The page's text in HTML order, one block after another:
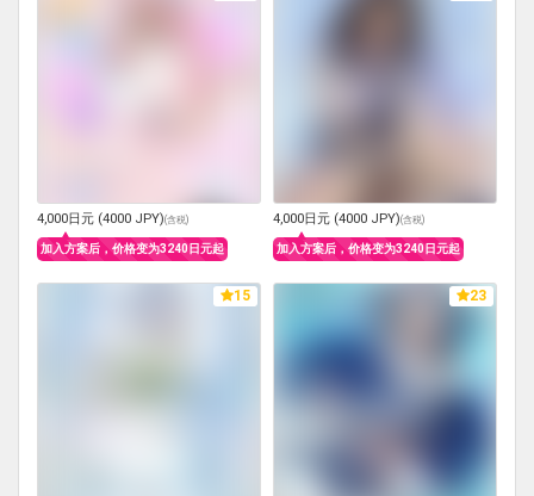
4,000日元 (4000 JPY)(含税)
加入方案后，价格变为3240日元起
4,000日元 (4000 JPY)(含税)
加入方案后，价格变为3240日元起
15 23